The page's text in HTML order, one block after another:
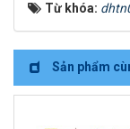
Từ khóa:
Sản phẩm